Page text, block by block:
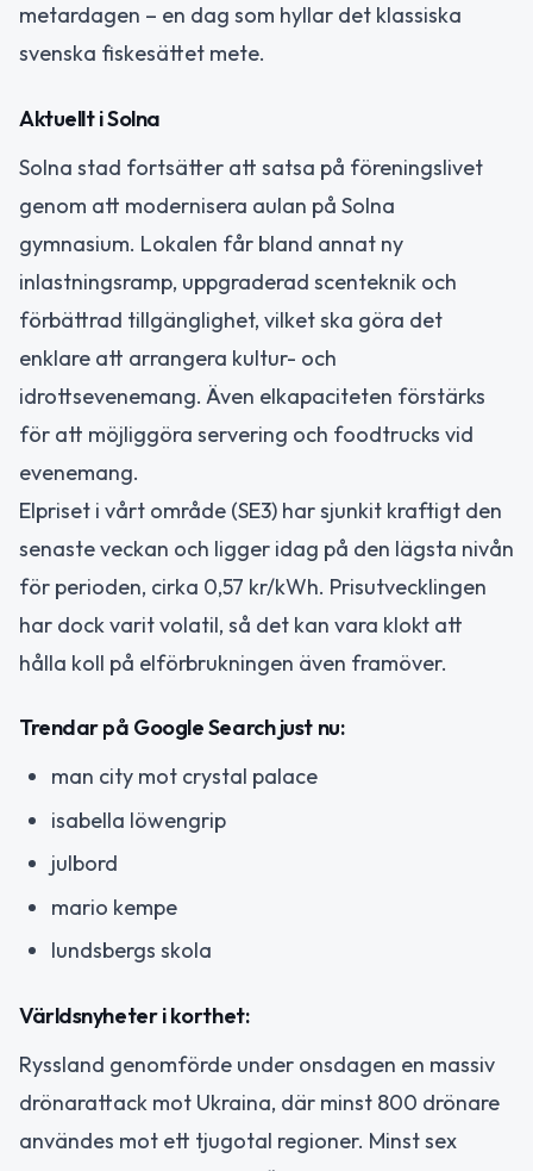
metardagen – en dag som hyllar det klassiska
svenska fiskesättet mete.
Aktuellt i Solna
Solna stad fortsätter att satsa på föreningslivet
genom att modernisera aulan på Solna
gymnasium. Lokalen får bland annat ny
inlastningsramp, uppgraderad scenteknik och
förbättrad tillgänglighet, vilket ska göra det
enklare att arrangera kultur- och
idrottsevenemang. Även elkapaciteten förstärks
för att möjliggöra servering och foodtrucks vid
evenemang.
Elpriset i vårt område (SE3) har sjunkit kraftigt den
senaste veckan och ligger idag på den lägsta nivån
för perioden, cirka 0,57 kr/kWh. Prisutvecklingen
har dock varit volatil, så det kan vara klokt att
hålla koll på elförbrukningen även framöver.
Trendar på Google Search just nu:
man city mot crystal palace
isabella löwengrip
julbord
mario kempe
lundsbergs skola
Världsnyheter i korthet:
Ryssland genomförde under onsdagen en massiv
drönarattack mot Ukraina, där minst 800 drönare
användes mot ett tjugotal regioner. Minst sex